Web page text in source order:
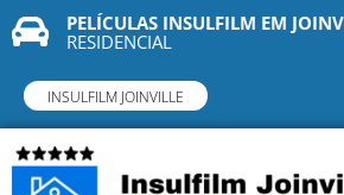
PELÍCULAS INSULFILM EM
RESIDENCIAL
INSULFILM JOINVILLE